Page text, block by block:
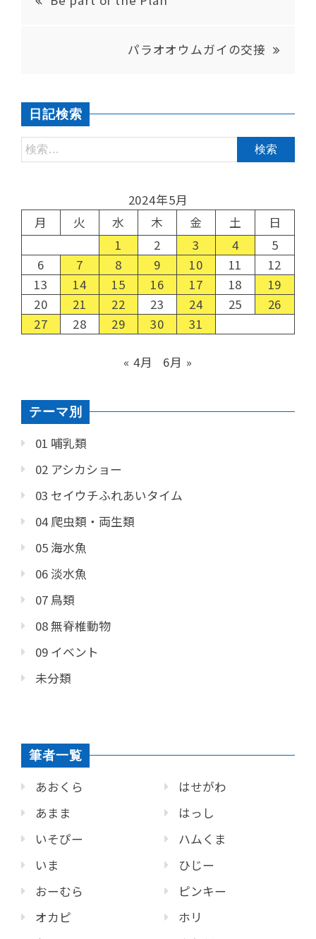
パラオオウムガイの交接
日記検索
2024年5月
月
火 水 木 金 土
日
1
2 3 4
5
6
7 8 9 10 11
12
13
14 15 16 17 18
19
20
21 22 23 24 25
26
27
28 29 30 31
« 4月 6月 »
テーマ別
01 哺乳類
02 アシカショー
03 セイウチふれあいタイム
04 爬虫類・両生類
05 海水魚
06 淡水魚
07 鳥類
08 無脊椎動物
09 イベント
未分類
筆者一覧
あおくら
あまま
いそぴー
いま
おーむら
オカピ
はせがわ
はっし
ハムくま
ひじー
ピンキー
ホリ